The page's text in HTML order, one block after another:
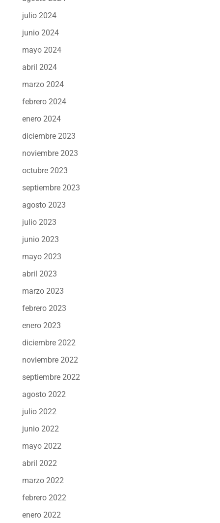
julio 2024
junio 2024
mayo 2024
abril 2024
marzo 2024
febrero 2024
enero 2024
diciembre 2023
noviembre 2023
octubre 2023
septiembre 2023
agosto 2023
julio 2023
junio 2023
mayo 2023
abril 2023
marzo 2023
febrero 2023
enero 2023
diciembre 2022
noviembre 2022
septiembre 2022
agosto 2022
julio 2022
junio 2022
mayo 2022
abril 2022
marzo 2022
febrero 2022
enero 2022